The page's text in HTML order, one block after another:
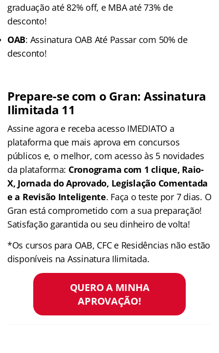
graduação até 82% off, e MBA até 73% de
desconto!
OAB: Assinatura OAB Até Passar com 50% de
desconto!
Prepare-se com o Gran: Assinatura
Ilimitada 11
Assine agora e receba acesso IMEDIATO a
plataforma que mais aprova em concursos
públicos e, o melhor, com acesso às 5 novidades
da plataforma: Cronograma com 1 clique, Raio-
X, Jornada do Aprovado, Legislação Comentada
e a Revisão Inteligente. Faça o teste por 7 dias. O
Gran está comprometido com a sua preparação!
Satisfação garantida ou seu dinheiro de volta!
*Os cursos para OAB, CFC e Residências não estão
disponíveis na Assinatura Ilimitada.
QUERO A MINHA
APROVAÇÃO!